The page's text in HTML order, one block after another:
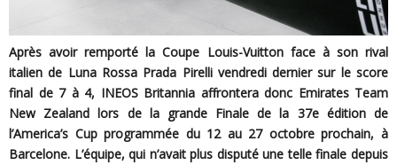
Après avoir remporté la Coupe Louis-Vuitton face à son rival
italien de Luna Rossa Prada Pirelli vendredi dernier sur le score
final de 7 à 4, INEOS Britannia affrontera donc Emirates Team
New Zealand lors de la grande Finale de la 37e édition de
l’America’s Cup programmée du 12 au 27 octobre prochain, à
Barcelone. L’équipe, qui n’avait plus disputé une telle finale depuis